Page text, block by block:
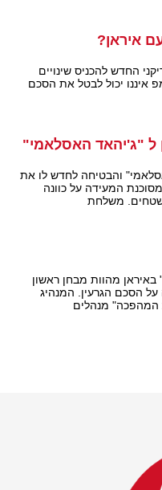
איראן?
החדש להכניס שינויים
איננו יכול לבטל את הסכם
ל "ג'יהאד האסלאמי"
והבטיחה לחדש לו את
המעידה על כוונה
משלחת
מהוות מבחן ראשון
על הסכם הגרעין. המנהיג
המהפכה" מנהלים